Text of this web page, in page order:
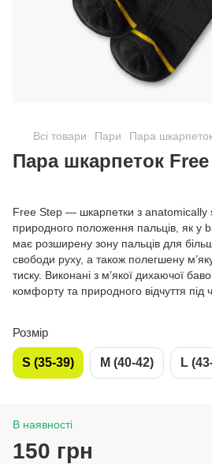
Всі товари Пари Пара
Пара шкарпеток
Free Step — шкарпетки з anatomically
природного положення пальців, як у
має розширену зону пальців для
свободи руху, а також полегшену
тиску. Виконані з м’якої дихаючої
комфорту та природного відчуття під
Розмір
S (35-39) M (40-42) L
В наявності
150 грн